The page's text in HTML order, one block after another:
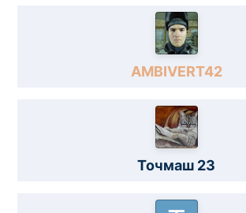
AMBIVERT42
Точмаш 23